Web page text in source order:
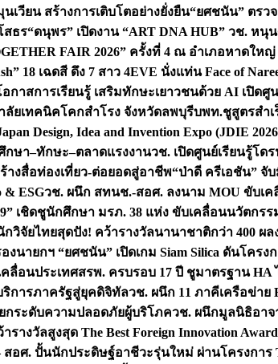
เวียน สร้างการเติบโตอย่างยั่งยืน“ยศชนัน” ตรว
สธร“ดนุพร” เปิดงาน “ART DNA HUB” วช.
FAIR 2026” ครั้งที่ 4 ณ อำเภอหาดใ
18 เฉดสี ดึง 7 สาว 4EVE นั่งแท่น Face of
กาสการเรียนรู้ เสริมทักษะเยาวชนด้วย AI เปิด
ลัยเทคนิคโคกสำโรง จังหวัดลพบุรีบพท.ชูสูตรสำเ
Design, Idea and Invention Expo (JDIE
กษา–ทักษะ–ตลาดแรงงานวช. เปิดศูนย์เรียนรู้โด
างสื่อท่องเที่ยว-ต่อยอดสู่อาชีพ“ป่าดี ครีเอชัน” จั
ESGวช. ผนึก สทนช.-สอศ. ลงนาม MOU ขับเ
เชิดชูนักศึกษา มรภ. 38 แห่ง ขับเคลื่อนนวัตก
กวิจัยไทยสุดปัง! คว้ารางวัลนานาชาติกว่า 400 ผ
งนายกฯ “ยศชนัน” เปิดเกม Siam Silica ดันโคร
คลื่อนประเทศสรพ. ครบรอบ 17 ปี ชูมาตรฐาน
ริการภาครัฐสู่ยุคดิจิทัลวช. ผนึก 11 ภาคีเครือข่าย
กระดับความปลอดภัยผู้บริโภควช. ผนึกมูลนิธิอาจ
างวัลสูงสุด The Best Foreign Innovation
สอศ. ปั้นนักประดิษฐ์อาชีวะรุ่นใหม่ ผ่านโครงการ